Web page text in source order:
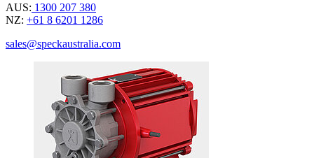
AUS: 1300 207 380
NZ: +61 8 6201 1286
sales@speckaustralia.com